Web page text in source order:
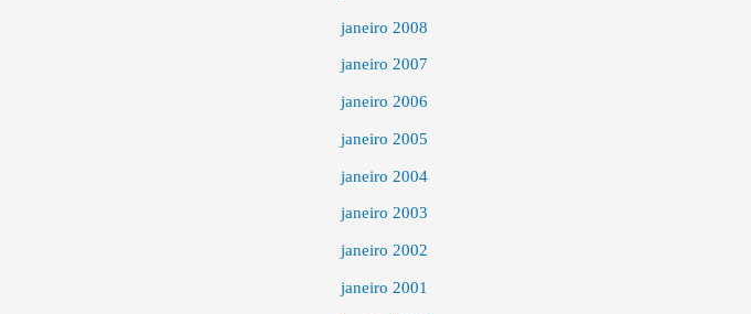
janeiro 2008
janeiro 2007
janeiro 2006
janeiro 2005
janeiro 2004
janeiro 2003
janeiro 2002
janeiro 2001